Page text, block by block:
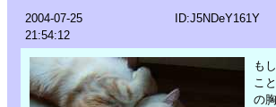
2004-07-25
21:54:12
ID:J5NDeY161Y
も
こ
の